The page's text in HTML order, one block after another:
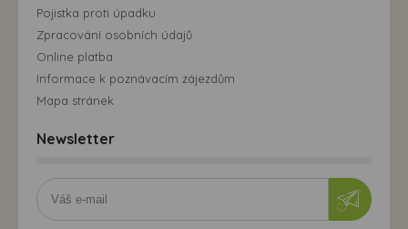
Pojistka proti úpadku
Zpracování osobních údajů
Online platba
Informace k poznávacím zájezdům
Mapa stránek
Newsletter